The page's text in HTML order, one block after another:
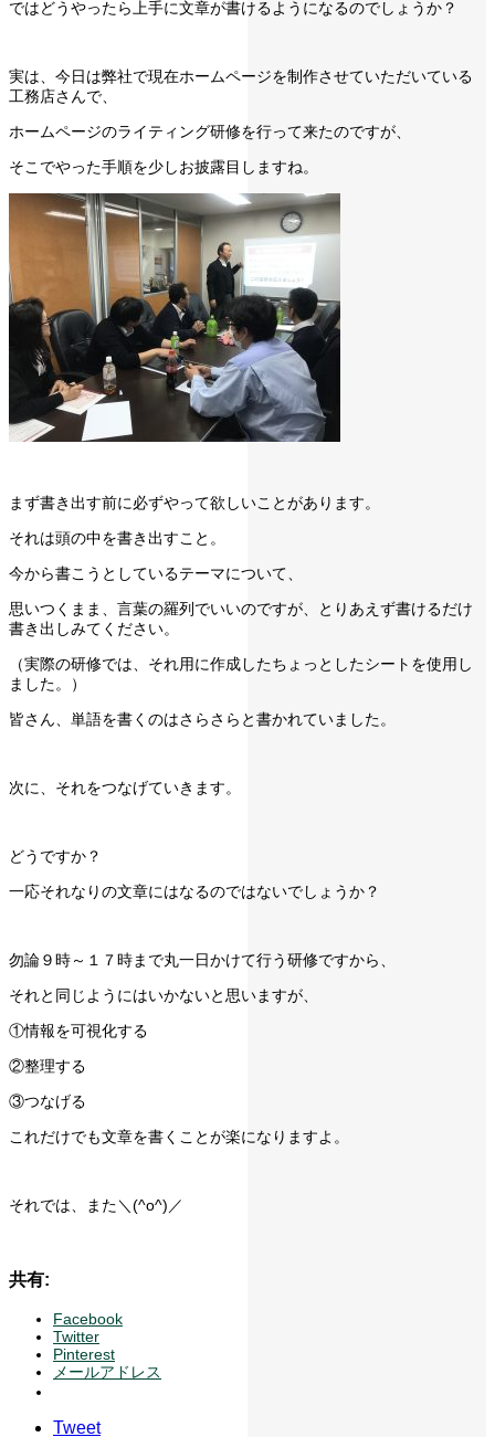
ではどうやったら上手に文章が書けるようになるのでしょうか？
実は、今日は弊社で現在ホームページを制作させていただいている
工務店さんで、
ホームページのライティング研修を行って来たのですが、
そこでやった手順を少しお披露目しますね。
まず書き出す前に必ずやって欲しいことがあります。
それは頭の中を書き出すこと。
今から書こうとしているテーマについて、
思いつくまま、言葉の羅列でいいのですが、とりあえず書けるだけ
書き出しみてください。
（実際の研修では、それ用に作成したちょっとしたシートを使用し
ました。）
皆さん、単語を書くのはさらさらと書かれていました。
次に、それをつなげていきます。
どうですか？
一応それなりの文章にはなるのではないでしょうか？
勿論９時～１７時まで丸一日かけて行う研修ですから、
それと同じようにはいかないと思いますが、
①情報を可視化する
②整理する
③つなげる
これだけでも文章を書くことが楽になりますよ。
それでは、また＼(^o^)／
共有:
Facebook
Twitter
Pinterest
メールアドレス
Tweet